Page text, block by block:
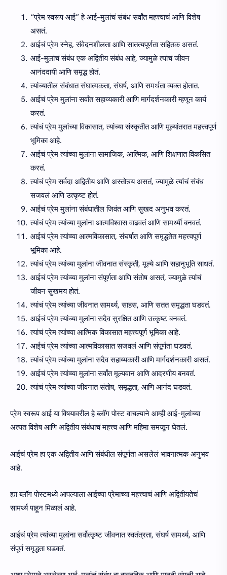
“प्रेम स्वरूप आई” हे आई-मुलांचं संबंध सर्वांत महत्त्वाचं आणि विशेष
असतं.
आईचं प्रेम स्नेह, संवेदनशीलता आणि सातत्यपूर्णता सहितक असतं.
आई-मुलांचं संबंध एक अद्वितीय संबंध आहे, ज्यामुळे त्यांचं जीवन
आनंददायी आणि समृद्ध होतं.
त्यांच्यातील संबंधात संघात्मकता, संघर्ष, आणि समर्थता व्यक्त होतात.
आईचं प्रेम मुलांना सर्वांत सहाय्यकारी आणि मार्गदर्शनकारी म्हणून कार्य
करतं.
त्यांचं प्रेम मुलांच्या विकासात, त्यांच्या संस्कृतीत आणि मूल्यांतरात महत्त्वपूर्ण
भूमिका आहे.
आईचं प्रेम त्यांच्या मुलांना सामाजिक, आत्मिक, आणि शिक्षणात विकसित
करतं.
त्यांचं प्रेम सर्वदा अद्वितीय आणि अस्तोत्र्य असतं, ज्यामुळे त्यांचं संबंध
सजवलं आणि उत्कृष्ट होतं.
आईचं प्रेम मुलांना संबंधातील जिवंत आणि सुखद अनुभव करतं.
त्यांचं प्रेम त्यांच्या मुलांना आत्मविश्वास वाढवतं आणि सामर्थ्यी बनवतं.
आईचं प्रेम त्यांच्या आत्मविकासात, संघर्षात आणि समृद्धतेत महत्त्वपूर्ण
भूमिका आहे.
त्यांचं प्रेम त्यांच्या मुलांना जीवनात संस्कृती, मूल्ये आणि सहानुभूति साधतं.
आईचं प्रेम त्यांच्या मुलांना संपूर्णता आणि संतोष असतं, ज्यामुळे त्यांचं
जीवन सुखमय होतं.
त्यांचं प्रेम त्यांच्या जीवनात सामर्थ्य, साहस, आणि सतत समृद्धता घडवतं.
आईचं प्रेम त्यांच्या मुलांना सदैव सुरक्षित आणि उत्कृष्ट बनवतं.
त्यांचं प्रेम त्यांच्या आत्मिक विकासात महत्त्वपूर्ण भूमिका आहे.
आईचं प्रेम त्यांच्या आत्मविकासात सजवलं आणि संपूर्णता घडवतं.
त्यांचं प्रेम त्यांच्या मुलांना सदैव सहाय्यकारी आणि मार्गदर्शनकारी असतं.
आईचं प्रेम त्यांच्या मुलांना सर्वांत मूल्यवान आणि आदरणीय बनवतं.
त्यांचं प्रेम त्यांच्या जीवनात संतोष, समृद्धता, आणि आनंद घडवतं.
प्रेम स्वरूप आई या विषयावरील हे ब्लॉग पोस्ट वाचल्याने आम्ही आई-मुलांच्या
अत्यंत विशेष आणि अद्वितीय संबंधाचं महत्त्व आणि महिमा समजून घेतलं.
आईचं प्रेम हा एक अद्वितीय आणि संबंधील संपूर्णता असलेलं भावनात्मक अनुभव
आहे.
ह्या ब्लॉग पोस्टमध्ये आपल्याला आईच्या प्रेमाच्या महत्त्वाचं आणि अद्वितीयतेचं
सामर्थ्य पाहून मिळालं आहे.
आईचं प्रेम त्यांच्या मुलांना सर्वोत्कृष्ट जीवनात स्वतंत्रता, संघर्ष सामर्थ्य, आणि
संपूर्ण समृद्धता घडवतं.